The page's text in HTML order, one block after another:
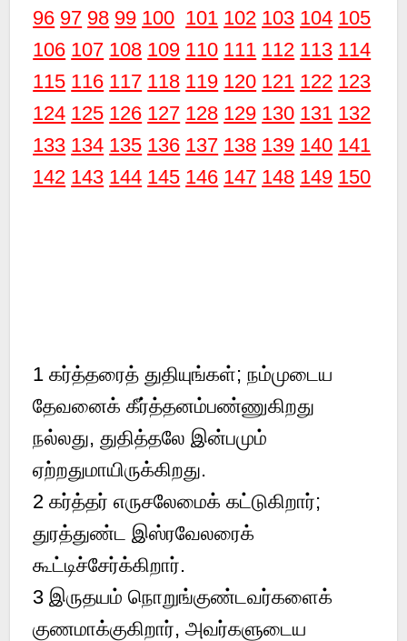
96 97 98 99 100 101 102 103 104 105
106 107 108 109 110 111 112 113 114
115 116 117 118 119 120 121 122 123
124 125 126 127 128 129 130 131 132
133 134 135 136 137 138 139 140 141
142 143 144 145 146 147 148 149 150
1 கர்த்தரைத் துதியுங்கள்; நம்முடைய
தேவனைக் கீர்த்தனம்பண்ணுகிறது
நல்லது, துதித்தலே இன்பமும்
ஏற்றதுமாயிருக்கிறது.
2 கர்த்தர் எருசலேமைக் கட்டுகிறார்;
துரத்துண்ட இஸ்ரவேலரைக்
கூட்டிச்சேர்க்கிறார்.
3 இருதயம் நொறுங்குண்டவர்களைக்
குணமாக்குகிறார், அவர்களுடைய